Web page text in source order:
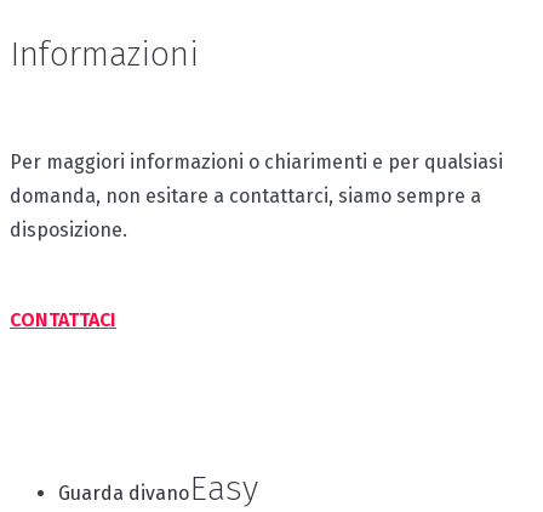
Informazioni
Per maggiori informazioni o chiarimenti e per qualsiasi
domanda, non esitare a contattarci, siamo sempre a
disposizione.
CONTATTACI
Guarda divanoEasy